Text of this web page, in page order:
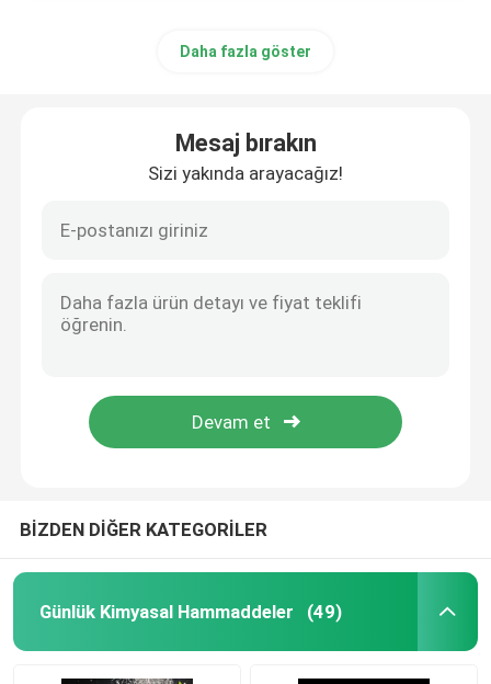
Daha fazla göster
Mesaj bırakın
Sizi yakında arayacağız!
BİZDEN DİĞER KATEGORİLER
Günlük Kimyasal Hammaddeler (49)